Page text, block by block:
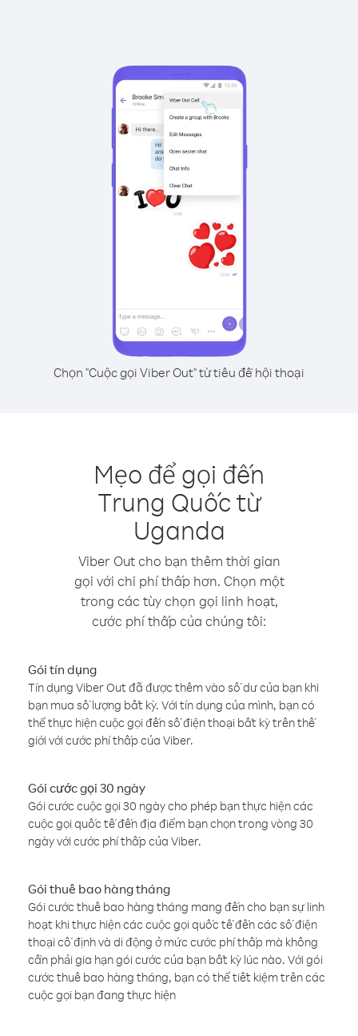
Chọn "Cuộc gọi Viber Out" từ tiêu đề hội thoại
Mẹo để gọi đến
Trung Quốc từ
Uganda
Viber Out cho bạn thêm thời gian
gọi với chi phí thấp hơn. Chọn một
trong các tùy chọn gọi linh hoạt,
cước phí thấp của chúng tôi:
Gói tín dụng
Tín dụng Viber Out đã được thêm vào số dư của bạn khi
bạn mua số lượng bất kỳ. Với tín dụng của mình, bạn có
thể thực hiện cuộc gọi đến số điện thoại bất kỳ trên thế
giới với cước phí thấp của Viber.
Gói cước gọi 30 ngày
Gói cước cuộc gọi 30 ngày cho phép bạn thực hiện các
cuộc gọi quốc tế đến địa điểm bạn chọn trong vòng 30
ngày với cước phí thấp của Viber.
Gói thuê bao hàng tháng
Gói cước thuê bao hàng tháng mang đến cho bạn sự linh
hoạt khi thực hiện các cuộc gọi quốc tế đến các số điện
thoại cố định và di động ở mức cước phí thấp mà không
cần phải gia hạn gói cước của bạn bất kỳ lúc nào. Với gói
cước thuê bao hàng tháng, bạn có thể tiết kiệm trên các
cuộc gọi bạn đang thực hiện